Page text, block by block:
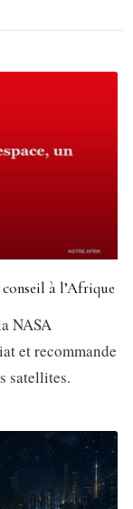
conseil à l’Afrique
NASA
et recommande
satellites.